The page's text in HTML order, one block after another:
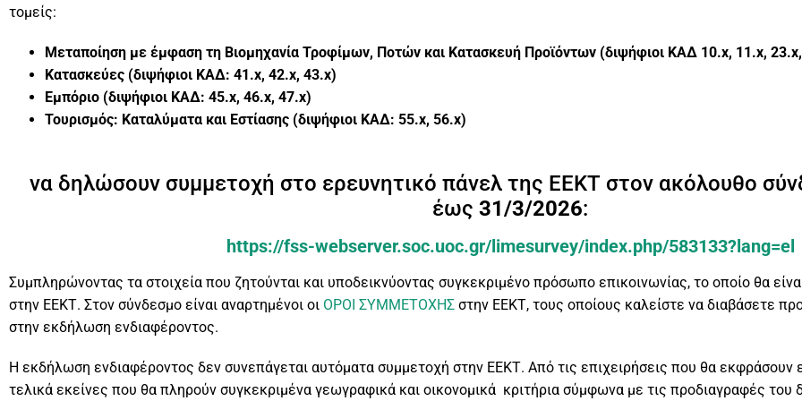
τομείς:
Μεταποίηση με έμφαση τη Βιομηχανία Τροφίμων, Ποτών και Κατασκευή Προϊόντων (διψήφιοι ΚΑΔ 10.x, 11.x, 23.x
Κατασκεύες (διψήφιοι ΚΑΔ: 41.x, 42.x, 43.x)
Εμπόριο (διψήφιοι ΚΑΔ: 45.x, 46.x, 47.x)
Τουρισμός: Καταλύματα και Εστίασης (διψήφιοι ΚΑΔ: 55.x, 56.x)
να δηλώσουν συμμετοχή στο ερευνητικό πάνελ της ΕΕΚΤ στον ακόλουθο
έως 31/3/2026:
https://fss-webserver.soc.uoc.gr/limesurvey/index.php/583133?lang=el
Συμπληρώνοντας τα στοιχεία που ζητούνται και υποδεικνύοντας συγκεκριμένο πρόσωπο επικοινωνίας, το οποίο θα
στην ΕΕΚΤ. Στον σύνδεσμο είναι αναρτημένοι οι ΟΡΟΙ ΣΥΜΜΕΤΟΧΗΣ στην ΕΕΚΤ, τους οποίους καλείστε να διαβάσετε
στην εκδήλωση ενδιαφέροντος.
Η εκδήλωση ενδιαφέροντος δεν συνεπάγεται αυτόματα συμμετοχή στην ΕΕΚΤ. Από τις επιχειρήσεις που θα εκφράσουν
τελικά εκείνες που θα πληρούν συγκεκριμένα γεωγραφικά και οικονομικά κριτήρια σύμφωνα με τις προδιαγραφές του